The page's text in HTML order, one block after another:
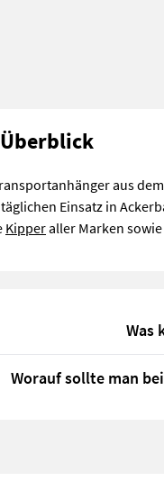
aus
Einsatz in
Kipperaller Marken sowie
Was
Worauf sollte man